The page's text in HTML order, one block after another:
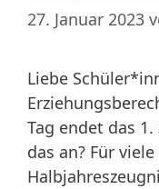
27. Januar 2023
Liebe
Tag endet das
das an? Für